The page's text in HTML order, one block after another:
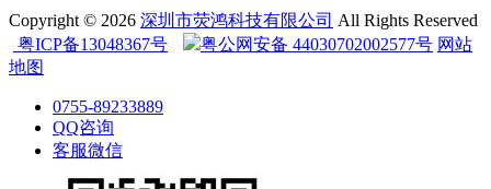
Copyright © 2026 深圳市荧鸿科技有限公司 All Rights Reserved
粤ICP备13048367号
粤公网安备 44030702002577号 网站
地图
0755-89233889
QQ咨询
客服微信